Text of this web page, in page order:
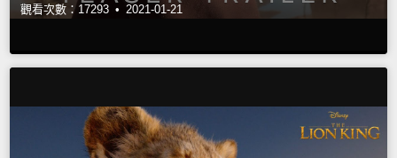
觀看次數：17293 • 2021-01-21